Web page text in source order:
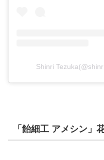
Shinri
「飴細工 アメシン」